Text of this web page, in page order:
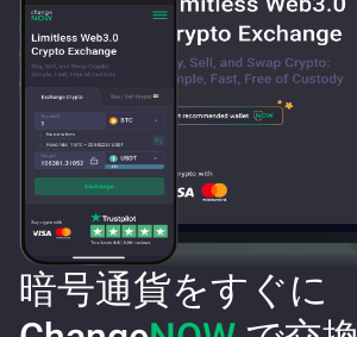
暗号通貨をすぐに